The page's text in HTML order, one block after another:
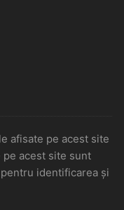
afisate pe acest site
pe acest site sunt
identificarea și